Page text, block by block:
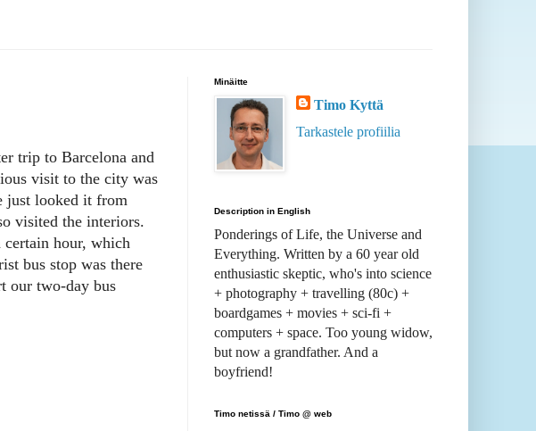
trip to Barcelona and
visit to the city was
just looked it from
visited the interiors.
certain hour, which
bus stop was there
our two-day bus
Minäitte
Timo Kyttä
Tarkastele profiilia
Description in English
Ponderings of Life, the Universe and
Everything. Written by a 60 year old
enthusiastic skeptic, who's into science
+ photography + travelling (80c) +
boardgames + movies + sci-fi +
computers + space. Too young widow,
but now a grandfather. And a
boyfriend!
Timo netissä / Timo @ web